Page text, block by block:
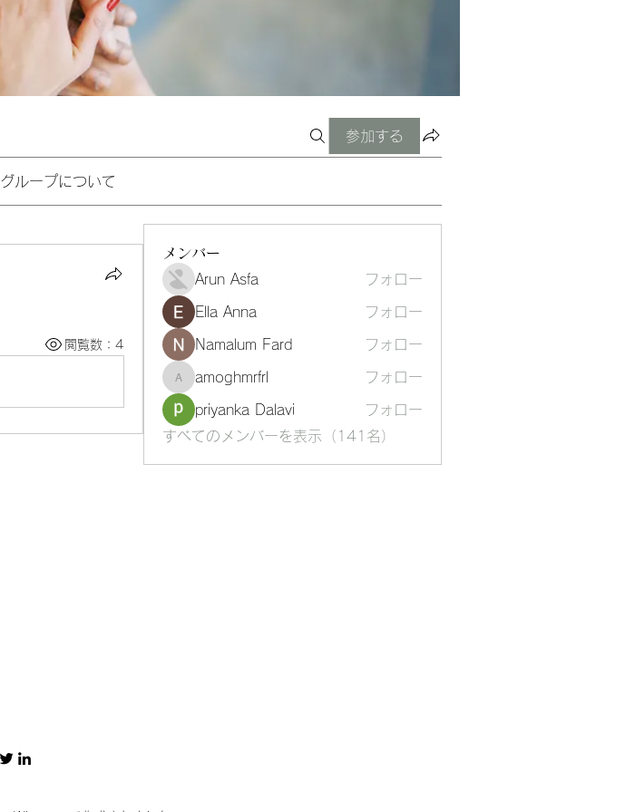
参加する
グループについて
閲覧数：4
メンバー
Arun Asfa
フォロー
Ella Anna フォロー
Namalum Fard フォロー
amoghmrfrl
amoghmrfrl フォロー
priyanka Dalavi
フォロー
すべてのメンバーを表示（141名）